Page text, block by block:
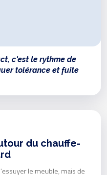
c'est le rythme de
tolérance et fuite
du chauffe-
le meuble, mais de